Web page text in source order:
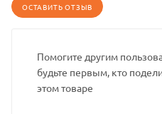
ОСТАВИТЬ ОТЗЫВ
Помогите другим
будьте первым, кто
этом товаре